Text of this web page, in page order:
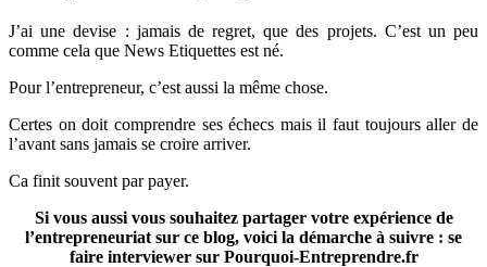
J’ai une devise : jamais de regret, que des projets. C’est un peu
comme cela que News Etiquettes est né.
Pour l’entrepreneur, c’est aussi la même chose.
Certes on doit comprendre ses échecs mais il faut toujours aller de
l’avant sans jamais se croire arriver.
Ca finit souvent par payer.
Si vous aussi vous souhaitez partager votre expérience de
l’entrepreneuriat sur ce blog, voici la démarche à suivre : se
faire interviewer sur Pourquoi-Entreprendre.fr